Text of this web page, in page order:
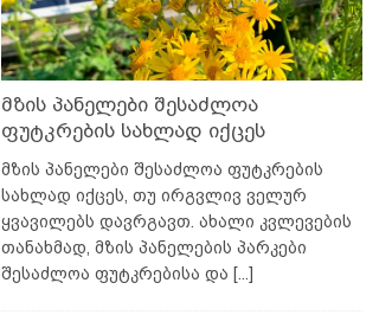
მზის პანელები შესაძლოა
ფუტკრების სახლად იქცეს
მზის პანელები შესაძლოა ფუტკრების
სახლად იქცეს, თუ ირგვლივ ველურ
ყვავილებს დავრგავთ. ახალი კვლევების
თანახმად, მზის პანელების პარკები
შესაძლოა ფუტკრებისა და [...]